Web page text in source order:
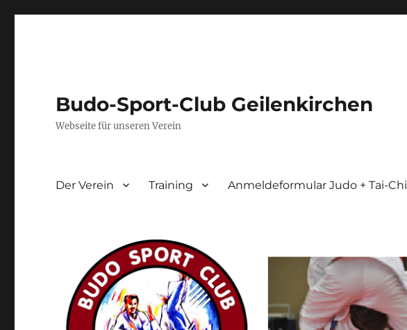
Budo-Sport-Club Geilenkirchen
Webseite für unseren Verein
Der Verein Training Anmeldeformular Judo + Tai-Chi